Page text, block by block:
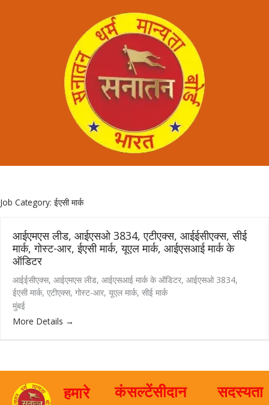
Job Category: ईएसी मार्क
आईएमएस लीड, आईएसओ 3834, एटीएक्स, आईईसीएक्स, सीई
मार्क, गोस्ट-आर, ईएसी मार्क, यूएल मार्क, आईएसआई मार्क के
ऑडिटर
आईईसीएक्स आईएमएस लीड आईएसआई मार्क के ऑडिटर आईएसओ 3834
ईएसी मार्क एटीएक्स गोस्ट-आर यूएल मार्क सीई मार्क
मुंबई
More Details
हमारे
कंसल्टेंसीदान सदस्यता